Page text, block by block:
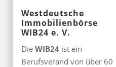
Westdeutsche
Immobilienbörse
WIB24 e. V.
DieWIB24 ist ein
Berufsverand von über 60